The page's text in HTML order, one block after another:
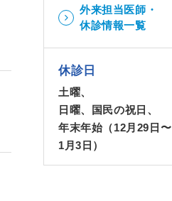
外来担当医師・
休診情報一覧
休診日
土曜、
日曜、国民の祝日、
年末年始（12月29日〜
1月3日）